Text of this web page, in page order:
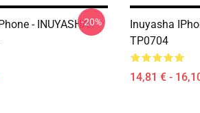
- INUYASHA!!
-20%
Inuyasha
TP0704
14,81 € -